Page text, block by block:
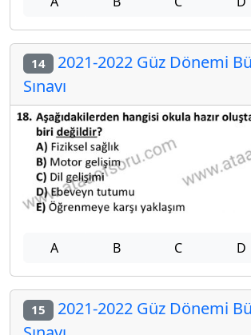
14 2021-2022 Güz Dönemi
Sınavı
A B C D
15 2021-2022 Güz Dönemi